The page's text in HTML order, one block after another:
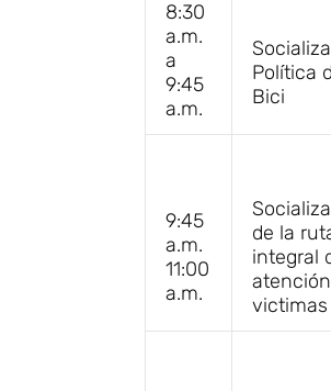
8:30
a.m.
a
9:45
a.m.
Política
Bici
9:45
a.m.
11:00
a.m.
de la
integral
victimas